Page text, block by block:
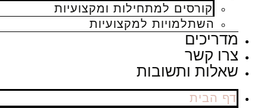
קורסים למתחילות ומקצועיות
השתלמויות למקצועיות
מדריכים
צרו קשר
שאלות ותשובות
דף הבית